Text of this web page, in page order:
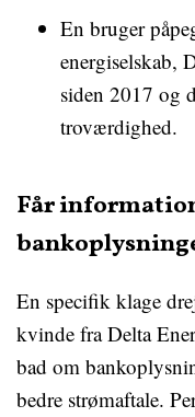
En bruger
energiselskab,
siden 2017 og
troværdighed.
Får
En specifik klage
kvinde fra Delta
bad om
bedre strømaftale.